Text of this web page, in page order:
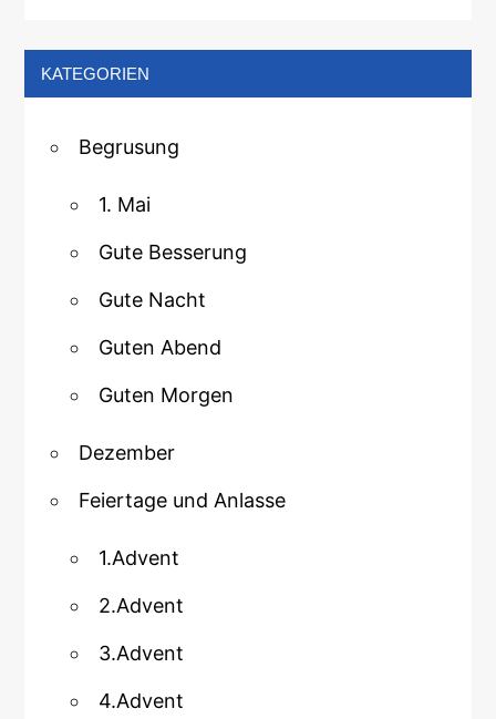
KATEGORIEN
Begrusung
1. Mai
Gute Besserung
Gute Nacht
Guten Abend
Guten Morgen
Dezember
Feiertage und Anlasse
1.Advent
2.Advent
3.Advent
4.Advent